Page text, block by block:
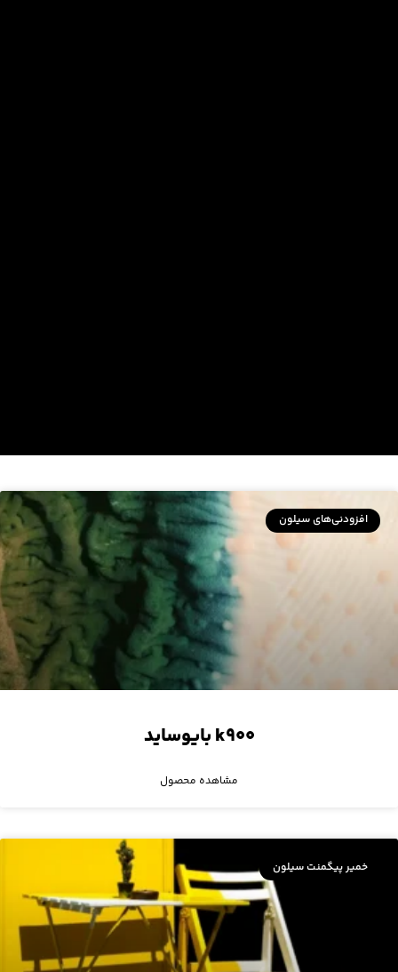
افزودنی‌های سیلون
k۹۰۰ بایوساید
مشاهده محصول
خمیر پیگمنت سیلون